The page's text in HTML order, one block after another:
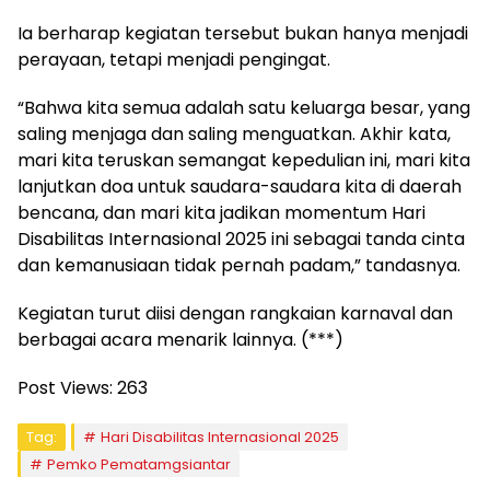
Ia berharap kegiatan tersebut bukan hanya menjadi
perayaan, tetapi menjadi pengingat.
“Bahwa kita semua adalah satu keluarga besar, yang
saling menjaga dan saling menguatkan. Akhir kata,
mari kita teruskan semangat kepedulian ini, mari kita
lanjutkan doa untuk saudara-saudara kita di daerah
bencana, dan mari kita jadikan momentum Hari
Disabilitas Internasional 2025 ini sebagai tanda cinta
dan kemanusiaan tidak pernah padam,” tandasnya.
Kegiatan turut diisi dengan rangkaian karnaval dan
berbagai acara menarik lainnya. (***)
Post Views: 263
Tag:
Hari Disabilitas Internasional 2025
Pemko Pematamgsiantar